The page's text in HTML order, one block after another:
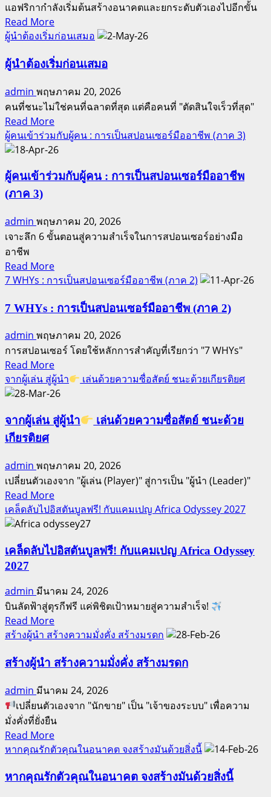
แอฟริกากำลังเริ่มต้นสร้างอนาคตและยกระดับตัวเองไปอีกขั้น
Read MoreRead
more
คลื่น
ใหม่
แห่ง
อนาคต
ผู้นำต้องเริ่มก่อนเสมอ
ผู้นำต้องเริ่มก่อนเสมอ
admin พฤษภาคม 20, 2026
คนที่ชนะไม่ใช่คนที่ฉลาดที่สุด แต่คือคนที่ "ตัดสินใจเร็วที่สุด"
Read MoreRead
more
about
ต้อง
เสมอ
ผู้คนเข้าร่วมกับผู้คน : การเป็นสปอนเซอร์มืออาชีพ (ภาค 3)
ผู้คนเข้าร่วมกับผู้คน : การเป็นสปอนเซอร์มืออาชีพ
(ภาค 3)
admin พฤษภาคม 20, 2026
เจาะลึก 6 ขั้นตอนสู่ความสำเร็จในการสปอนเซอร์อย่างมือ
อาชีพ
Read MoreRead
more
ผู้คน
ร่วม
กับ
ผู้คน
:
การ
ส
มือ
อาชีพ
(ภาค
3)
7 WHYs : การเป็นสปอนเซอร์มืออาชีพ (ภาค 2)
7 WHYs : การเป็นสปอนเซอร์มืออาชีพ (ภาค 2)
admin พฤษภาคม 20, 2026
การสปอนเซอร์ โดยใช้หลักการสำคัญที่เรียกว่า "7 WHYs"
Read MoreRead
more
about
WHYs
:
เป็น
ส
เซอร์
มือ
(ภาค
จากผู้เล่น สู่ผู้นำ เล่นด้วยความซื่อสัตย์ ชนะด้วยเกียรติยศ
จากผู้เล่น สู่ผู้นำ
เล่นด้วยความซื่อสัตย์ ชนะด้วย
เกียรติยศ
admin พฤษภาคม 20, 2026
เปลี่ยนตัวเองจาก "ผู้เล่น (Player)" สู่การเป็น "ผู้นำ (Leader)"
Read MoreRead
more
about
ผู้
ผู้นำ
เล่น
ด้วย
ความ
ซื่อสัตย์
ชนะ
เคล็ดลับไปอิสตันบูลฟรี! กับแคมเปญ Africa Odyssey 2027
เคล็ดลับไปอิสตันบูลฟรี! กับแคมเปญ Africa Odyssey
2027
admin มีนาคม 24, 2026
บินลัดฟ้าสู่ตุรกีฟรี แค่พิชิตเป้าหมายสู่ความสำเร็จ!
Read MoreRead
more
เคล็ด
ไป
อิสตันบูล
ฟรี!
กับ
แคมเปญ
Odyssey
สร้างผู้นำ สร้างความมั่งคั่ง สร้างมรดก
สร้างผู้นำ สร้างความมั่งคั่ง สร้างมรดก
admin มีนาคม 24, 2026
เปลี่ยนตัวเองจาก "นักขาย" เป็น "เจ้าของระบบ" เพื่อความ
มั่งคั่งที่ยั่งยืน
Read MoreRead
more
สร้าง
หากคุณรักตัวคุณในอนาคต จงสร้างมันด้วยสิ่งนี้
หากคุณรักตัวคุณในอนาคต จงสร้างมันด้วยสิ่งนี้